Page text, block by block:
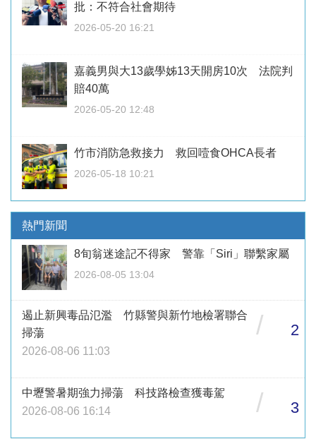
批：不符合社會期待
2026-05-20 16:21
嘉義男與大13歲學姊13天開房10次 法院判
賠40萬
2026-05-20 12:48
竹市消防急救接力 救回噎食OHCA長者
2026-05-18 10:21
熱門新聞
8旬翁迷途記不得家 警靠「Siri」聯繫家屬
2026-08-05 13:04
遏止新興毒品氾濫 竹縣警與新竹地檢署聯合
掃蕩
2026-08-06 11:03
/ 2
中壢警暑期強力掃蕩 科技路檢查獲毒駕
2026-08-06 16:14
/ 3